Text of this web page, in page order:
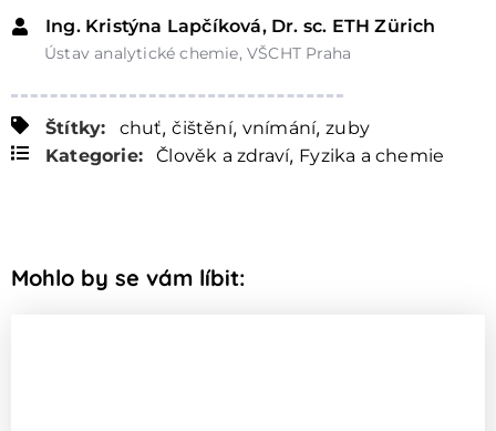
Ing. Kristýna Lapčíková, Dr. sc. ETH Zürich
Ústav analytické chemie, VŠCHT Praha
Štítky: chuť, čištění, vnímání, zuby
Kategorie:
Člověk a zdraví, Fyzika a chemie
Mohlo by se vám líbit: